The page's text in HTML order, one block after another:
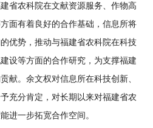
省农科院在文献资源服务、作物高
面有着良好的合作基础，信息所将
优势，推动与福建省农科院在科技
设等方面的合作研究，为支撑福建
献。余文权对信息所在科技创新、
充分肯定，对长期以来对福建省农
进一步拓宽合作空间。